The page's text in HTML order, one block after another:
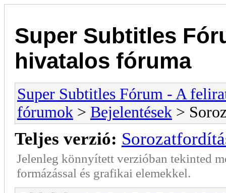
Super Subtitles
hivatalos fóruma
Super Subtitles Fórum - A
fórumok > Bejelentések >
Teljes verzió:
Jelenleg könnyített verzióban tekinted
formázással és grafikai elemekkel.